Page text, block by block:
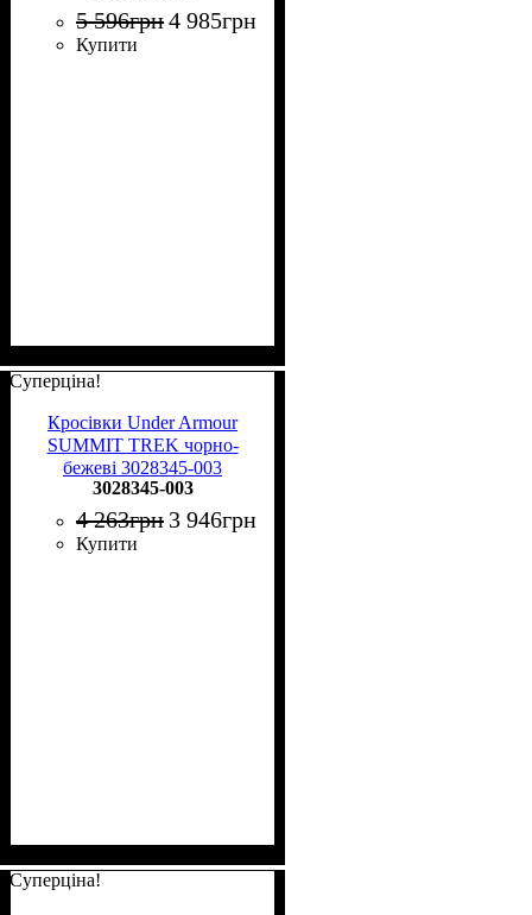
5 596грн4 985грн
Купити
Суперціна!
Кросівки Under Armour
SUMMIT TREK чорно-
бежеві 3028345-003
3028345-003
4 263грн 3 946грн
Купити
Суперціна!